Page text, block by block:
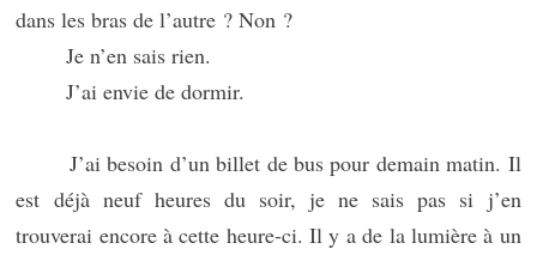
dans les bras de l’autre ? Non ?
Je n’en sais rien.
J’ai envie de dormir.
J’ai besoin d’un billet de bus pour demain matin. Il
est déjà neuf heures du soir, je ne sais pas si j’en
trouverai encore à cette heure-ci. Il y a de la lumière à un